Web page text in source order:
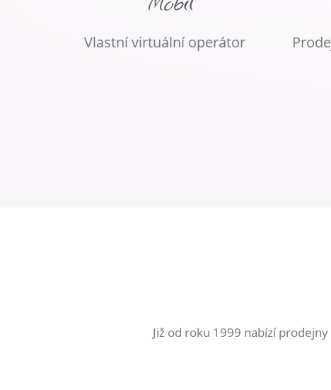
Vlastní virtuální operátor
Již od roku 1999 nabízí